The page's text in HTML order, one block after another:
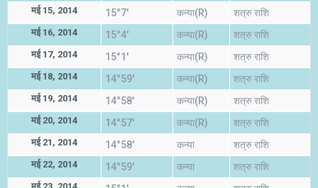
मई 15, 2014 15°7' कन्या(R) शत्रु राशि
मई 16, 2014 15°4' कन्या(R) शत्रु राशि
मई 17, 2014 15°1' कन्या(R) शत्रु राशि
मई 18, 2014 14°59' कन्या(R) शत्रु राशि
मई 19, 2014 14°58' कन्या(R) शत्रु राशि
मई 20, 2014 14°57' कन्या(R) शत्रु राशि
मई 21, 2014 14°58' कन्या शत्रु राशि
मई 22, 2014 14°59' कन्या शत्रु राशि